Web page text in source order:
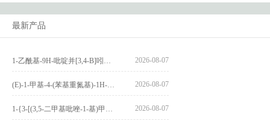
最新产品
2026-08-07
2026-08-07
2026-08-07